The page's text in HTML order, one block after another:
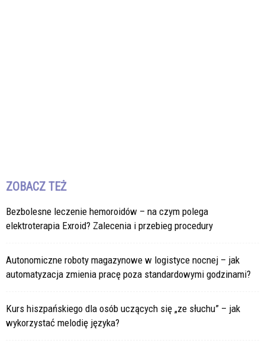
ZOBACZ TEŻ
Bezbolesne leczenie hemoroidów – na czym polega
elektroterapia Exroid? Zalecenia i przebieg procedury
Autonomiczne roboty magazynowe w logistyce nocnej – jak
automatyzacja zmienia pracę poza standardowymi godzinami?
Kurs hiszpańskiego dla osób uczących się „ze słuchu” – jak
wykorzystać melodię języka?